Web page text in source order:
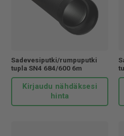
Sadevesiputki/rumpuputki
tupla SN4 684/600 6m
Kirjaudu nähdäksesi
hinta